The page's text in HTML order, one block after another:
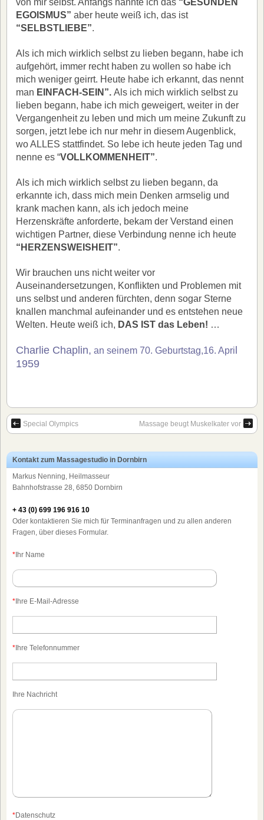
von mir selbst. Anfangs nannte ich das “GESUNDEN
EGOISMUS” aber heute weiß ich, das ist
“SELBSTLIEBE”.
Als ich mich wirklich selbst zu lieben begann, habe ich
aufgehört, immer recht haben zu wollen so habe ich
mich weniger geirrt. Heute habe ich erkannt, das nennt
man EINFACH-SEIN”. Als ich mich wirklich selbst zu
lieben begann, habe ich mich geweigert, weiter in der
Vergangenheit zu leben und mich um meine Zukunft zu
sorgen, jetzt lebe ich nur mehr in diesem Augenblick,
wo ALLES stattfindet. So lebe ich heute jeden Tag und
nenne es “VOLLKOMMENHEIT”.
Als ich mich wirklich selbst zu lieben begann, da
erkannte ich, dass mich mein Denken armselig und
krank machen kann, als ich jedoch meine
Herzenskräfte anforderte, bekam der Verstand einen
wichtigen Partner, diese Verbindung nenne ich heute
“HERZENSWEISHEIT”.
Wir brauchen uns nicht weiter vor
Auseinandersetzungen, Konflikten und Problemen mit
uns selbst und anderen fürchten, denn sogar Sterne
knallen manchmal aufeinander und es entstehen neue
Welten. Heute weiß ich, DAS IST das Leben! …
Charlie Chaplin, an seinem 70. Geburtstag,16. April
1959
Special Olympics Massage beugt Muskelkater vor
Kontakt zum Massagestudio in Dornbirn
Markus Nenning, Heilmasseur
Bahnhofstrasse 28, 6850 Dornbirn
+ 43 (0) 699 196 916 10
Oder kontaktieren Sie mich für Terminanfragen und zu allen anderen
Fragen, über dieses Formular.
*Ihr Name
*Ihre E-Mail-Adresse
*Ihre Telefonnummer
Ihre Nachricht
*Datenschutz